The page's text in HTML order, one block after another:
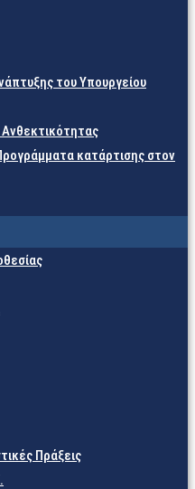
του Υπουργείου
κατάρτισης στον
Πράξεις